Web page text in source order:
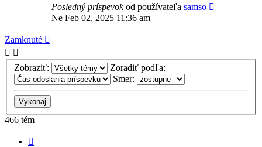
Posledný príspevokod používateľa samso
Ne Feb 02, 2025 11:36 am
Zamknuté
Zobraziť:
Zoradiť podľa:
Smer:
466 tém